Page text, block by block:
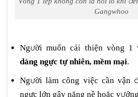
Gangwhoo
Người muốn cải thiện vòng 1
dáng ngực tự nhiên, mềm mại.
Người làm công việc cần vận
ngực lớn gây nặng nề hoặc